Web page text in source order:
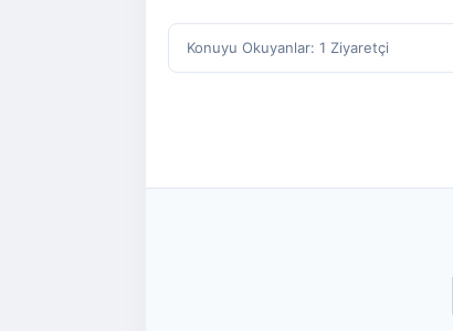
Konuyu Okuyanlar: 1 Ziyaretçi